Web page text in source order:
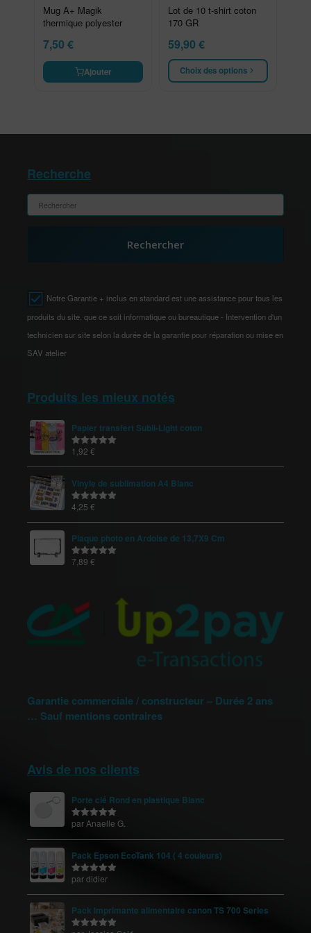
Mug A+ Magik
thermique polyester
7,50 €
Ajouter
Lot de 10 t-shirt coton
170 GR
59,90 €
Choix des options
Recherche
Rechercher
Notre Garantie + inclus en standard est une assistance pour tous les
produits du site, que ce soit informatique ou bureautique - Intervention d'un
technicien sur site selon la durée de la garantie pour réparation ou mise en
SAV atelier
Produits les mieux notés
Papier transfert Subli-Light coton
Note5.00
1,92 €
Vinyle de sublimation A4 Blanc
Note5.00
4,25 €
Plaque photo en Ardoise de 13,7X9 Cm
Note5.00
7,89 €
Garantie commerciale / constructeur – Durée 2 ans
… Sauf mentions contraires
Avis de nos clients
Porte clé Rond en plastique Blanc
Note5sur
par Anaelle G.
Pack Epson EcoTank 104 ( 4 couleurs)
Note 5sur
par didier
Pack imprimante alimentaire canon TS 700 Series